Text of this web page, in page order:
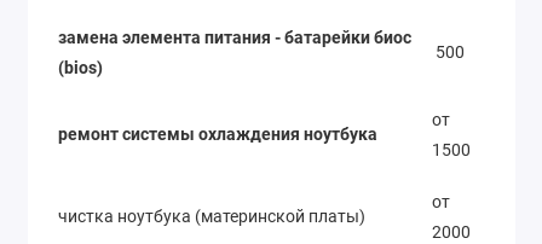
замена элемента питания - батарейки биос
(bios)
500
ремонт системы охлаждения ноутбука
от
1500
чистка ноутбука (материнской платы)
от
2000